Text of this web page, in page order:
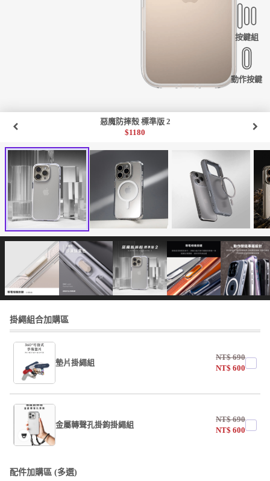
按鍵組
動作按鍵
惡魔防摔殼 標準版 2
$1180
掛繩組合加購區
墊片掛繩組
NT$690
NT$600
undefined / undefined
掛繩
金屬轉聲孔掛鉤掛繩組
NT$690
NT$600
配件加購區 (多選)